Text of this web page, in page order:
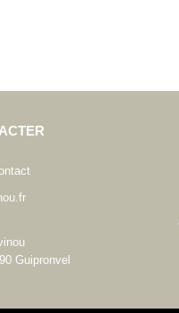
Guipronvel